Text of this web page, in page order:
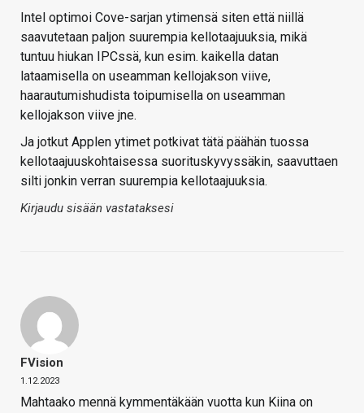
Intel optimoi Cove-sarjan ytimensä siten että niillä
saavutetaan paljon suurempia kellotaajuuksia, mikä
tuntuu hiukan IPCssä, kun esim. kaikella datan
lataamisella on useamman kellojakson viive,
haarautumishudista toipumisella on useamman
kellojakson viive jne.
Ja jotkut Applen ytimet potkivat tätä päähän tuossa
kellotaajuuskohtaisessa suorituskyvyssäkin, saavuttaen
silti jonkin verran suurempia kellotaajuuksia.
Kirjaudu sisään vastataksesi
FVision
1.12.2023
Mahtaako mennä kymmentäkään vuotta kun Kiina on